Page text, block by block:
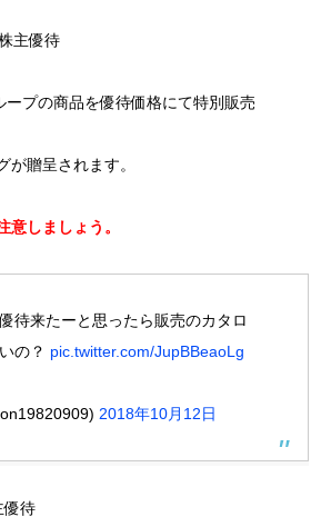
主優待
プの商品を優待価格にて特別販売
が贈呈されます。
意しましょう。
待来たーと思ったら販売のカタロ
の？ pic.twitter.com/JupBBeaoLg
2018年10月12日
優待